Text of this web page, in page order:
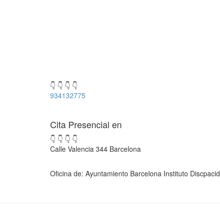
👇 👇 👇 👇
934132775
Cita Presencial en
👇 👇 👇 👇
Calle Valencia 344 Barcelona
Oficina de: Ayuntamiento Barcelona Instituto